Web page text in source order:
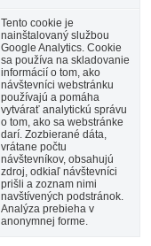
Tento cookie je
nainštalovaný službou
Google Analytics. Cookie
sa používa na skladovanie
informácií o tom, ako
návštevníci webstránku
používajú a pomáha
vytvárať analytickú správu
o tom, ako sa webstránke
darí. Zozbierané dáta,
vrátane počtu
návštevníkov, obsahujú
zdroj, odkiaľ návštevníci
prišli a zoznam nimi
navštívených podstránok.
Analýza prebieha v
anonymnej forme.